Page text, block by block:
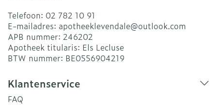
Telefoon: 02 782 10 91
E-mailadres: apotheeklevendale@outlook.com
APB nummer: 246202
Apotheek titularis: Els Lecluse
BTW nummer: BE0556904219
Klantenservice
FAQ